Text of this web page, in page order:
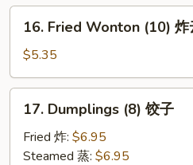
Spare
Ribs
骨
Fried
Wonton
(10)
炸
16. Fried Wonton (10) 炸
$5.35
Dumplings
(8)
17. Dumplings (8) 饺子
Fried 炸: $6.95
Steamed 蒸: $6.95